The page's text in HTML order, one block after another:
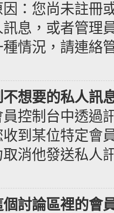
：您尚未註冊
息，或者管理
情況，請連絡
想要的私人訊
控制台中透過
到某位特定會
消他發送私人
討論區裡的會